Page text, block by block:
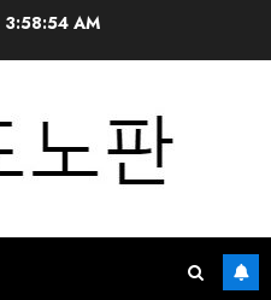
3:58:54 AM